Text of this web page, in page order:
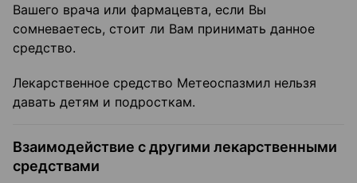
Вашего врача или фармацевта, если Вы
сомневаетесь, стоит ли Вам принимать данное
средство.
Лекарственное средство Метеоспазмил нельзя
давать детям и подросткам.
Взаимодействие с другими лекарственными
средствами